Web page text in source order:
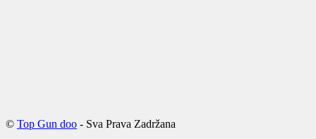
© Top Gun doo - Sva Prava Zadržana